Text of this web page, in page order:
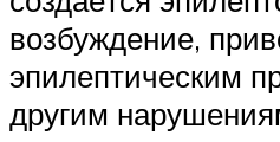
возбуждение,
эпилептическим
другим